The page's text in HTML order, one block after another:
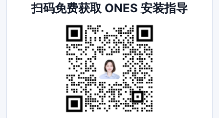
扫码免费获取 ONES 安装指导